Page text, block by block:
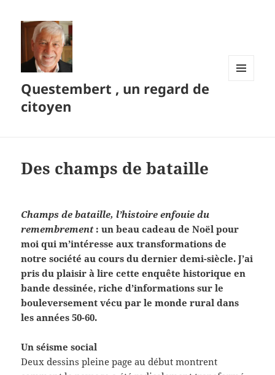
Questembert , un regard de
citoyen
Des champs de bataille
Champs de bataille, l’histoire enfouie du
remembrement: un beau cadeau de Noël pour
moi qui m’intéresse aux transformations de
notre société au cours du dernier demi-siècle. J’ai
pris du plaisir à lire cette enquête historique en
bande dessinée, riche d’informations sur le
bouleversement vécu par le monde rural dans
les années 50-60.
Un séisme social
Deux dessins pleine page au début montrent